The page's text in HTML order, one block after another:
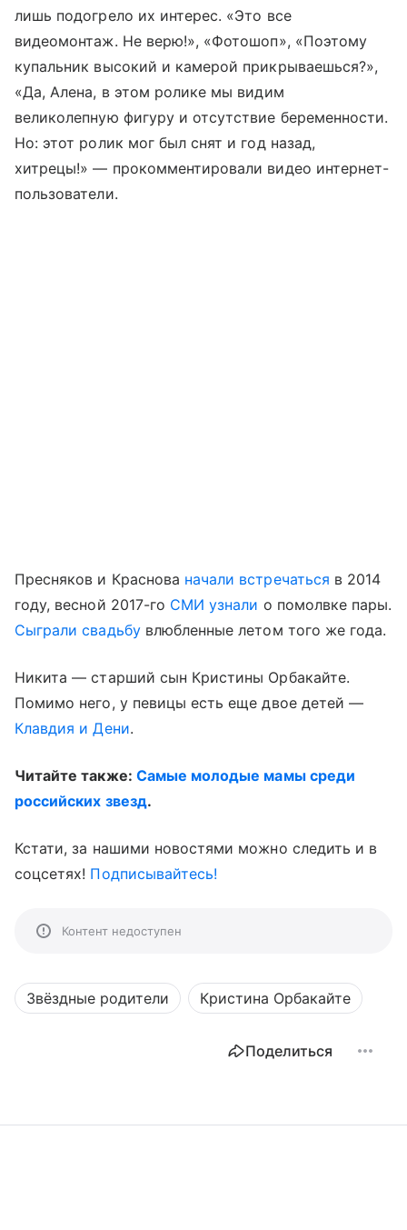
лишь подогрело их интерес. «Это все
видеомонтаж. Не верю!», «Фотошоп», «Поэтому
купальник высокий и камерой прикрываешься?»,
«Да, Алена, в этом ролике мы видим
великолепную фигуру и отсутствие беременности.
Но: этот ролик мог был снят и год назад,
хитрецы!» — прокомментировали видео интернет-
пользователи.
Пресняков и Краснова начали встречаться в 2014
году, весной 2017-го СМИ узнали о помолвке пары.
Сыграли свадьбувлюбленные летом того же года.
Никита — старший сын Кристины Орбакайте.
Помимо него, у певицы есть еще двое детей —
Клавдия и Дени.
Читайте также: Самые молодые мамы среди
российских звезд.
Кстати, за нашими новостями можно следить и в
соцсетях! Подписывайтесь!
Контент недоступен
Звёздные родители Кристина Орбакайте
Поделиться